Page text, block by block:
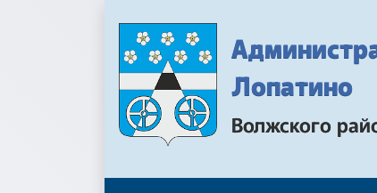
Лопатино
Волжского